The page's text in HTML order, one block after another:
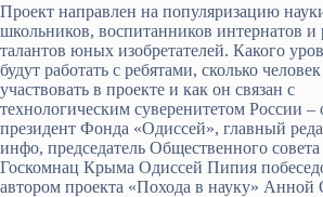
Проект направлен на популяризацию
школьников, воспитанников интернатов и
талантов юных изобретателей. Какого
будут работать с ребятами, сколько человек
участвовать в проекте и как он связан с
технологическим суверенитетом России –
президент Фонда «Одиссей», главный
инфо, председатель Общественного
Госкомнац Крыма Одиссей Пипия
автором проекта «Похода в науку» Анной